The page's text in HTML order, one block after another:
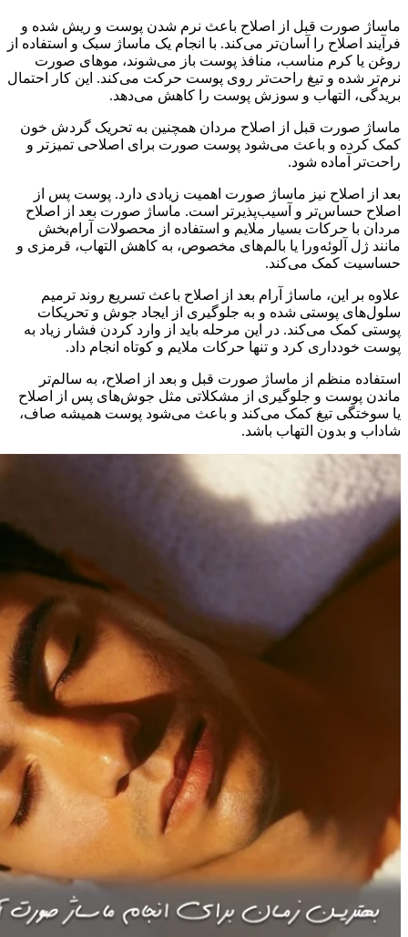
ماساژ صورت قبل از اصلاح باعث نرم شدن پوست و ریش شده و
فرآیند اصلاح را آسان‌تر می‌کند. با انجام یک ماساژ سبک و استفاده از
روغن یا کرم مناسب، منافذ پوست باز می‌شوند، موهای صورت
نرم‌تر شده و تیغ راحت‌تر روی پوست حرکت می‌کند. این کار احتمال
بریدگی، التهاب و سوزش پوست را کاهش می‌دهد.
ماساژ صورت قبل از اصلاح مردان همچنین به تحریک گردش خون
کمک کرده و باعث می‌شود پوست صورت برای اصلاحی تمیزتر و
راحت‌تر آماده شود.
بعد از اصلاح نیز ماساژ صورت اهمیت زیادی دارد. پوست پس از
اصلاح حساس‌تر و آسیب‌پذیرتر است. ماساژ صورت بعد از اصلاح
مردان با حرکات بسیار ملایم و استفاده از محصولات آرام‌بخش
مانند ژل آلوئه‌ورا یا بالم‌های مخصوص، به کاهش التهاب، قرمزی و
حساسیت کمک می‌کند.
علاوه بر این، ماساژ آرام بعد از اصلاح باعث تسریع روند ترمیم
سلول‌های پوستی شده و به جلوگیری از ایجاد جوش و تحریکات
پوستی کمک می‌کند. در این مرحله باید از وارد کردن فشار زیاد به
پوست خودداری کرد و تنها حرکات ملایم و کوتاه انجام داد.
استفاده منظم از ماساژ صورت قبل و بعد از اصلاح، به سالم‌تر
ماندن پوست و جلوگیری از مشکلاتی مثل جوش‌های پس از اصلاح
یا سوختگی تیغ کمک می‌کند و باعث می‌شود پوست همیشه صاف،
شاداب و بدون التهاب باشد.